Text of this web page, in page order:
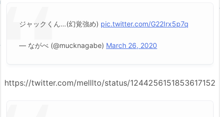
ジャックくん…(幻覚強め) pic.twitter.com/G22Irx5p7q
— ながべ (@mucknagabe) March 26, 2020
https://twitter.com/melllto/status/1244256151853617152